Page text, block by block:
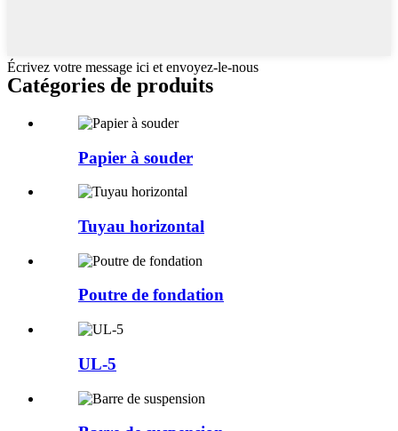
Écrivez votre message ici et envoyez-le-nous
Catégories de produits
Papier à souder
Tuyau horizontal
Poutre de fondation
UL-5